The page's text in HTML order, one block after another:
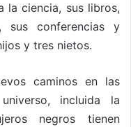
la ciencia, sus libros,
sus conferencias y
y tres nietos.
caminos en las
incluida la
negros tienen